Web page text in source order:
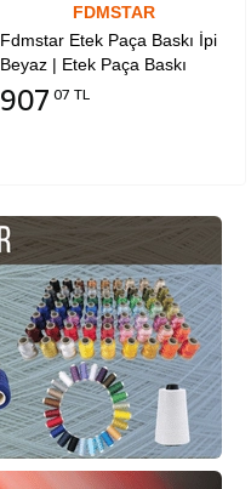
FDMSTAR
Fdmstar Etek Paça Baskı İpi
Beyaz | Etek Paça Baskı
Dikişleri | Erkek Ve Kadın
Mayo Dikişleri | Perde
907 07 TL